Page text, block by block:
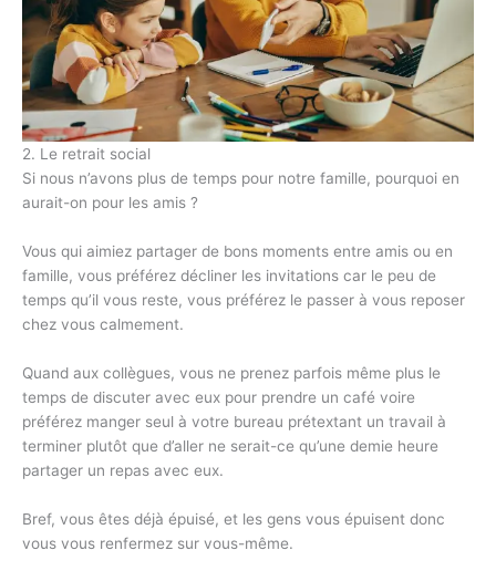
2. Le retrait social
Si nous n’avons plus de temps pour notre famille, pourquoi en
aurait-on pour les amis ?
Vous qui aimiez partager de bons moments entre amis ou en
famille, vous préférez décliner les invitations car le peu de
temps qu’il vous reste, vous préférez le passer à vous reposer
chez vous calmement.
Quand aux collègues, vous ne prenez parfois même plus le
temps de discuter avec eux pour prendre un café voire
préférez manger seul à votre bureau prétextant un travail à
terminer plutôt que d’aller ne serait-ce qu’une demie heure
partager un repas avec eux.
Bref, vous êtes déjà épuisé, et les gens vous épuisent donc
vous vous renfermez sur vous-même.